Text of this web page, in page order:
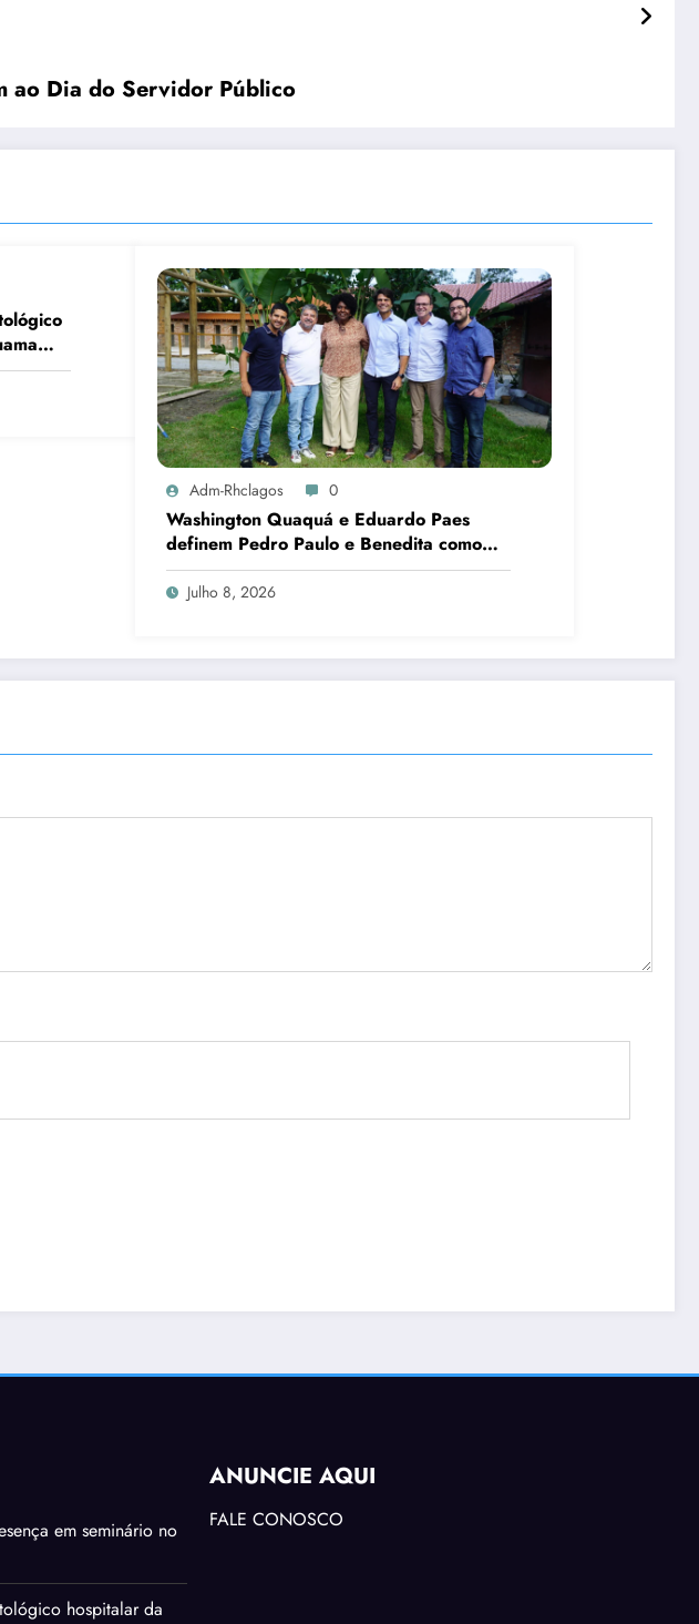
em homenagem ao Dia do Servidor Público
Adm-Rhclagos 0
Washington Quaquá e Eduardo Paes
definem Pedro Paulo e Benedita como
candidatos ao Senado no Rio
Julho 8, 2026
em seminário no
hospitalar da
ANUNCIE AQUI
FALE CONOSCO